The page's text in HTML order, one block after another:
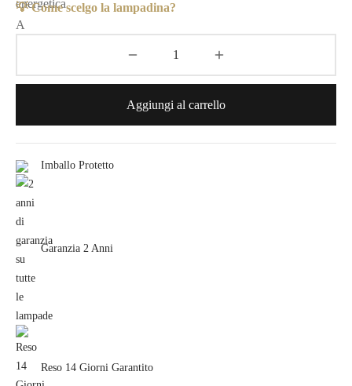
💡 Come scelgo la lampadina?
Aggiungi al carrello
Imballo Protetto
Garanzia 2 Anni
Reso 14 Giorni Garantito